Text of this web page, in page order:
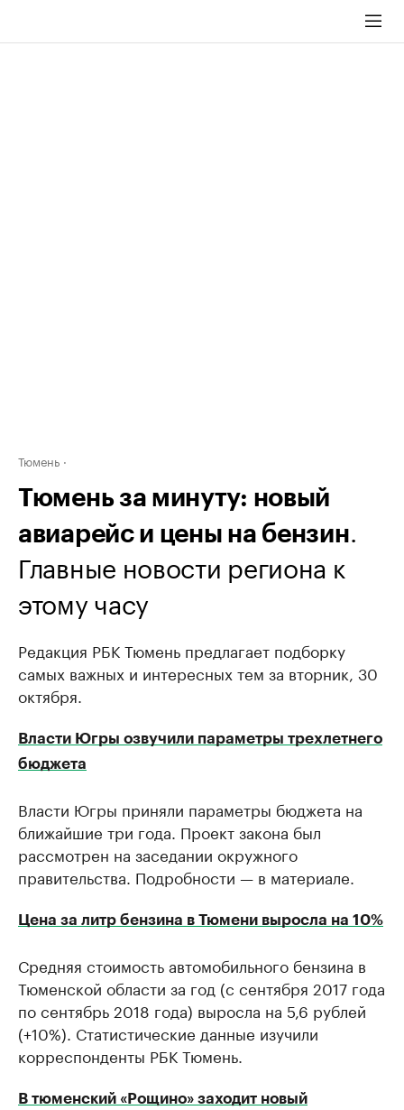
Тюмень
Тюмень за минуту: новый
авиарейс и цены на бензин.
Главные новости региона к
этому часу
Редакция РБК Тюмень предлагает подборку
самых важных и интересных тем за вторник, 30
октября.
Власти Югры озвучили параметры трехлетнего
бюджета
Власти Югры приняли параметры бюджета на
ближайшие три года. Проект закона был
рассмотрен на заседании окружного
правительства. Подробности — в материале.
Цена за литр бензина в Тюмени выросла на 10%
Средняя стоимость автомобильного бензина в
Тюменской области за год (с сентября 2017 года
по сентябрь 2018 года) выросла на 5,6 рублей
(+10%). Статистические данные изучили
корреспонденты РБК Тюмень.
В тюменский «Рощино» заходит новый